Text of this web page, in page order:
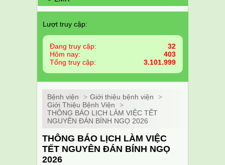
Lượt truy cập:
Đang truy cập:
32
Hôm nay:
403
Tổng truy cập:
3.101.999
Bệnh viện > Giới thiệu bệnh viện
>
Giới Thiệu Bệnh Viện
>
THÔNG BÁO LỊCH LÀM VIỆC TẾT
NGUYÊN ĐÁN BÍNH NGỌ 2026
THÔNG BÁO LỊCH LÀM VIỆC
TẾT NGUYÊN ĐÁN BÍNH NGỌ
2026